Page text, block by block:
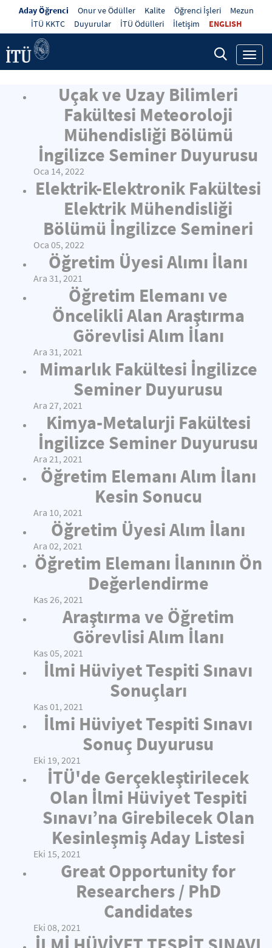
Aday Öğrenci Onur ve Ödüller Kalite Öğrenci İşleri
Mezun
İTÜ KKTC
Duyurular İTÜ Ödülleri İletişim ENGLISH
Uçak ve Uzay Bilimleri
Fakültesi Meteoroloji
Mühendisliği Bölümü
İngilizce Seminer Duyurusu
Oca 14, 2022
Elektrik-Elektronik Fakültesi
Elektrik Mühendisliği
Bölümü İngilizce Semineri
Oca 05, 2022
Öğretim Üyesi Alımı İlanı
Ara 31, 2021
Öğretim Elemanı ve
Öncelikli Alan Araştırma
Görevlisi Alım İlanı
Ara 31, 2021
Mimarlık Fakültesi İngilizce
Seminer Duyurusu
Ara 27, 2021
Kimya-Metalurji Fakültesi
İngilizce Seminer Duyurusu
Ara 21, 2021
Öğretim Elemanı Alım İlanı
Kesin Sonucu
Ara 10, 2021
Öğretim Üyesi Alım İlanı
Ara 02, 2021
Öğretim Elemanı İlanının Ön
Değerlendirme
Kas 26, 2021
Araştırma ve Öğretim
Görevlisi Alım İlanı
Kas 05, 2021
İlmi Hüviyet Tespiti Sınavı
Sonuçları
Kas 01, 2021
İlmi Hüviyet Tespiti Sınavı
Sonuç Duyurusu
Eki 19, 2021
İTÜ'de Gerçekleştirilecek
Olan İlmi Hüviyet Tespiti
Sınavı’na Girebilecek Olan
Kesinleşmiş Aday Listesi
Eki 15, 2021
Great Opportunity for
Researchers / PhD
Candidates
Eki 08, 2021